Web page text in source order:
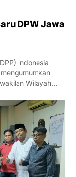
DPW Jawa
Indonesia
Wilayah…